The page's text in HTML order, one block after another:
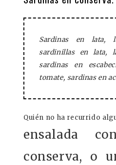
Sardinas en lata,
sardinillas en lata,
sardinas en
tomate, sardinas en
Quién no ha recurrido
ensalada
conserva, o